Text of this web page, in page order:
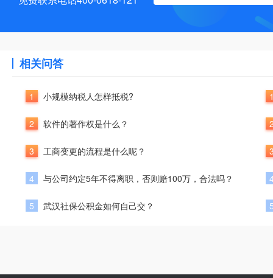
相关问答
1 小规模纳税人怎样抵税?
2 软件的著作权是什么？
3 工商变更的流程是什么呢？
4 与公司约定5年不得离职，否则赔100万，合法吗？
5 武汉社保公积金如何自己交？